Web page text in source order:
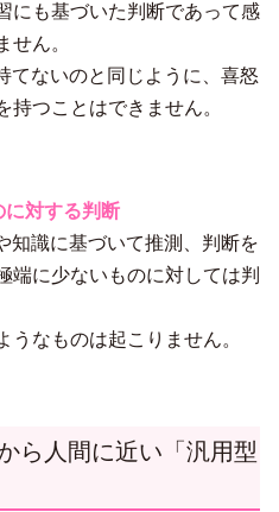
にも基づいた判断であって感
せん。
てないのと同じように、喜怒
つことはできません。
対する判断
知識に基づいて推測、判断を
端に少ないものに対しては判
うなものは起こりません。
ら人間に近い「汎用型